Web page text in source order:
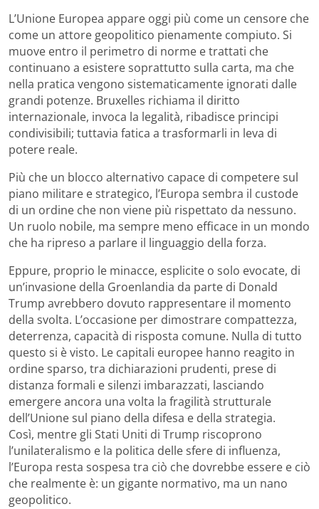
L’Unione Europea appare oggi più come un censore che
come un attore geopolitico pienamente compiuto. Si
muove entro il perimetro di norme e trattati che
continuano a esistere soprattutto sulla carta, ma che
nella pratica vengono sistematicamente ignorati dalle
grandi potenze. Bruxelles richiama il diritto
internazionale, invoca la legalità, ribadisce principi
condivisibili; tuttavia fatica a trasformarli in leva di
potere reale.
Più che un blocco alternativo capace di competere sul
piano militare e strategico, l’Europa sembra il custode
di un ordine che non viene più rispettato da nessuno.
Un ruolo nobile, ma sempre meno efficace in un mondo
che ha ripreso a parlare il linguaggio della forza.
Eppure, proprio le minacce, esplicite o solo evocate, di
un’invasione della Groenlandia da parte di Donald
Trump avrebbero dovuto rappresentare il momento
della svolta. L’occasione per dimostrare compattezza,
deterrenza, capacità di risposta comune. Nulla di tutto
questo si è visto. Le capitali europee hanno reagito in
ordine sparso, tra dichiarazioni prudenti, prese di
distanza formali e silenzi imbarazzati, lasciando
emergere ancora una volta la fragilità strutturale
dell’Unione sul piano della difesa e della strategia.
Così, mentre gli Stati Uniti di Trump riscoprono
l’unilateralismo e la politica delle sfere di influenza,
l’Europa resta sospesa tra ciò che dovrebbe essere e ciò
che realmente è: un gigante normativo, ma un nano
geopolitico.